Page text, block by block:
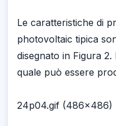
Le caratteristiche di
photovoltaic tipica
disegnato in Figura
quale può essere
24p04.gif (486x486)